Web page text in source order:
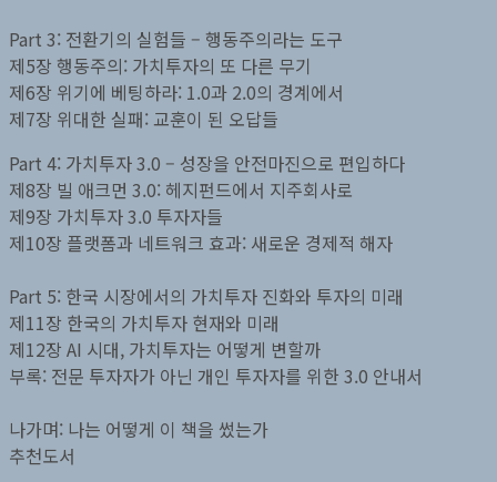
Part 3: 전환기의 실험들 – 행동주의라는 도구
제5장 행동주의: 가치투자의 또 다른 무기
제6장 위기에 베팅하라: 1.0과 2.0의 경계에서
제7장 위대한 실패: 교훈이 된 오답들
Part 4: 가치투자 3.0 – 성장을 안전마진으로 편입하다
제8장 빌 애크먼 3.0: 헤지펀드에서 지주회사로
제9장 가치투자 3.0 투자자들
제10장 플랫폼과 네트워크 효과: 새로운 경제적 해자
Part 5: 한국 시장에서의 가치투자 진화와 투자의 미래
제11장 한국의 가치투자 현재와 미래
제12장 AI 시대, 가치투자는 어떻게 변할까
부록: 전문 투자자가 아닌 개인 투자자를 위한 3.0 안내서
나가며: 나는 어떻게 이 책을 썼는가
추천도서